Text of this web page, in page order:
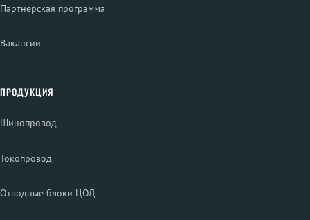
Партнёрская программа
Вакансии
ПРОДУКЦИЯ
Шинопровод
Токопровод
Отводные блоки ЦОД